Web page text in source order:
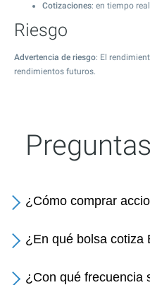
Cotizaciones: en tiempo
Riesgo
Advertencia de riesgo: El
rendimientos futuros.
¿Cómo comprar
¿En qué bolsa cotiza
¿Con qué frecuencia